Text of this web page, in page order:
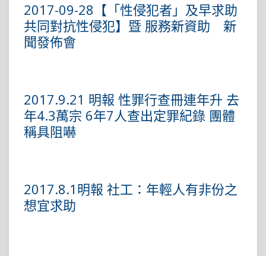
2017-09-28【「性侵犯者」及早求助
共同對抗性侵犯】暨 服務新資助 新
聞發佈會
2017.9.21 明報 性罪行查冊連年升 去
年4.3萬宗 6年7人查出定罪紀錄 團體
稱具阻嚇
2017.8.1明報 社工：年輕人有非份之
想宜求助